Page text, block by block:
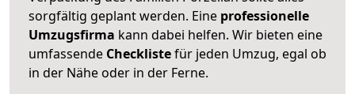
sorgfältig geplant werden. Eine professionelle
Umzugsfirma kann dabei helfen. Wir bieten eine
umfassende Checklistefür jeden Umzug, egal ob
in der Nähe oder in der Ferne.